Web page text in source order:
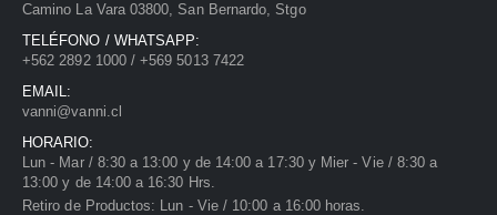
Camino La Vara 03800, San Bernardo, Stgo
TELÉFONO / WHATSAPP:
+562 2892 1000 / +569 5013 7422
EMAIL:
vanni@vanni.cl
HORARIO:
Lun - Mar / 8:30 a 13:00 y de 14:00 a 17:30 y Mier - Vie / 8:30 a
13:00 y de 14:00 a 16:30 Hrs.
Retiro de Productos: Lun - Vie / 10:00 a 16:00 horas.